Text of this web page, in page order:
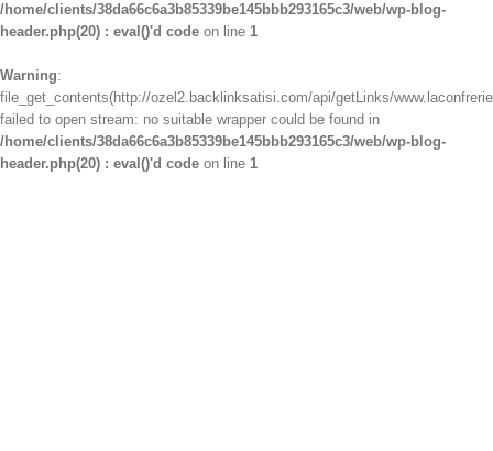
/home/clients/38da66c6a3b85339be145bbb293165c3/web/wp-blog-
header.php(20) : eval()'d code on line 1
Warning:
file_get_contents(http://ozel2.backlinksatisi.com/api/getLinks/
failed to open stream: no suitable wrapper could be found in
/home/clients/38da66c6a3b85339be145bbb293165c3/web/wp-blog-
header.php(20) : eval()'d code on line 1